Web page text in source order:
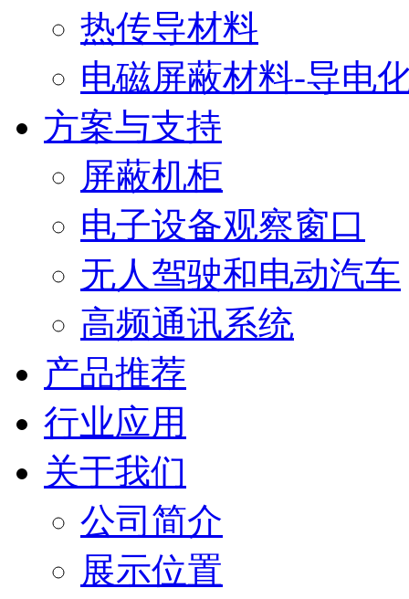
热传导材料
电磁屏蔽材料-导电
方案与支持
屏蔽机柜
电子设备观察窗口
无人驾驶和电动汽车
高频通讯系统
产品推荐
行业应用
关于我们
公司简介
展示位置